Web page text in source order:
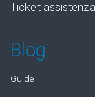
Ticket assistenza
Blog
Guide